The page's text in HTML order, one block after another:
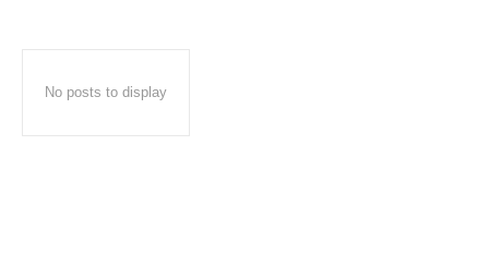
No posts to display